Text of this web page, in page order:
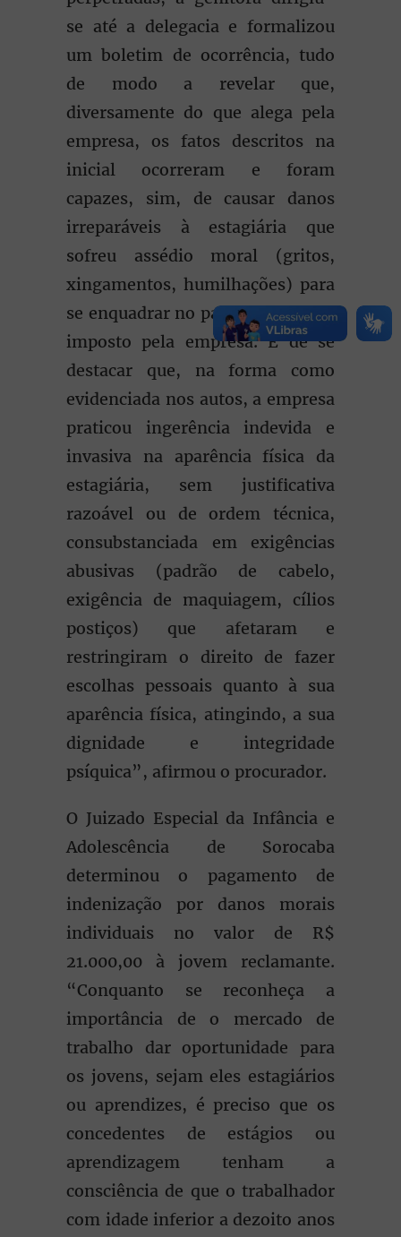
se até a delegacia e formalizou
um boletim de ocorrência, tudo
de modo a revelar que,
diversamente do que alega pela
empresa, os fatos descritos na
inicial ocorreram e foram
capazes, sim, de causar danos
irreparáveis à estagiária que
sofreu assédio moral (gritos,
xingamentos, humilhações) para
se enquadrar no padrão de beleza
imposto pela empresa. É de se
destacar que, na forma como
evidenciada nos autos, a empresa
praticou ingerência indevida e
invasiva na aparência física da
estagiária, sem justificativa
razoável ou de ordem técnica,
consubstanciada em exigências
abusivas (padrão de cabelo,
exigência de maquiagem, cílios
postiços) que afetaram e
restringiram o direito de fazer
escolhas pessoais quanto à sua
aparência física, atingindo, a sua
dignidade e integridade
psíquica”, afirmou o procurador.
O Juizado Especial da Infância e
Adolescência de Sorocaba
determinou o pagamento de
indenização por danos morais
individuais no valor de R$
21.000,00 à jovem reclamante.
“Conquanto se reconheça a
importância de o mercado de
trabalho dar oportunidade para
os jovens, sejam eles estagiários
ou aprendizes, é preciso que os
concedentes de estágios ou
aprendizagem tenham a
consciência de que o trabalhador
com idade inferior a dezoito anos